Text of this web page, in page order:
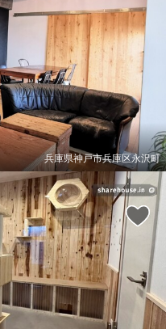
兵庫県神戸市兵庫区永沢町